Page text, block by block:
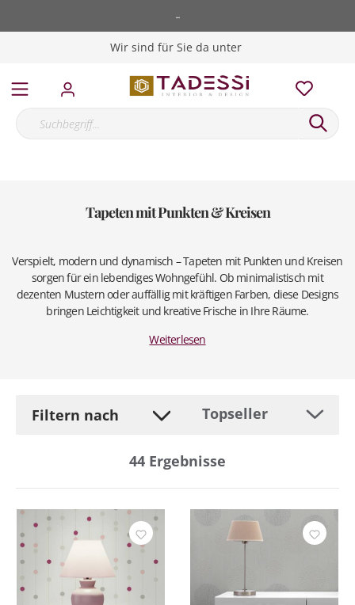
-
Wir sind für Sie da unter
Tapeten mit Punkten & Kreisen
Verspielt, modern und dynamisch – Tapeten mit Punkten und Kreisen
sorgen für ein lebendiges Wohngefühl. Ob minimalistisch mit
dezenten Mustern oder auffällig mit kräftigen Farben, diese Designs
bringen Leichtigkeit und kreative Frische in Ihre Räume.
Weiterlesen
Filtern nach
44 Ergebnisse
Befestigung
Breite